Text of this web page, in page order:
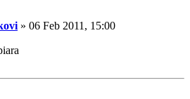
» 06 Feb 2011, 15:00